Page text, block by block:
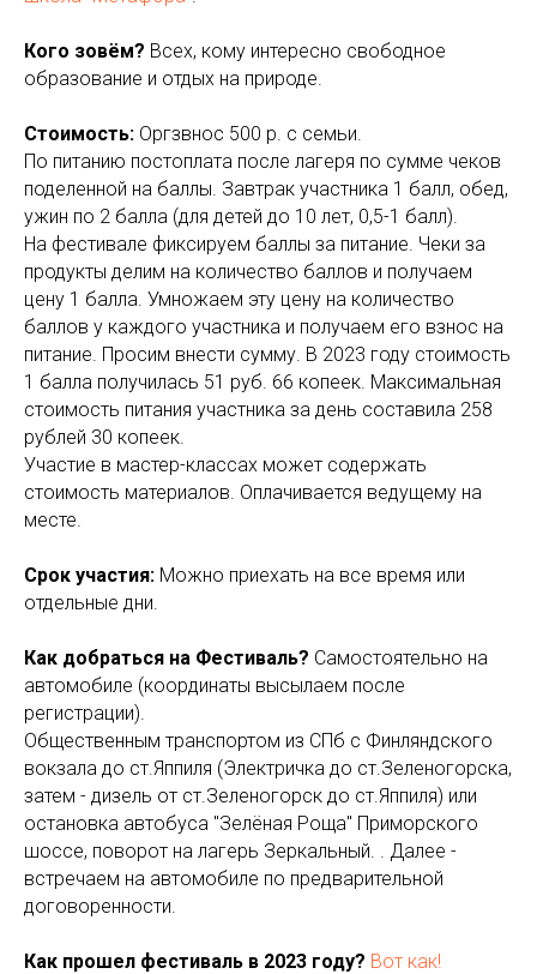
Кого зовём? Всех, кому интересно свободное
образование и отдых на природе.
Стоимость: Оргзвнос 500 р. с семьи.
По питанию постоплата после лагеря по сумме чеков
поделенной на баллы. Завтрак участника 1 балл, обед,
ужин по 2 балла (для детей до 10 лет, 0,5-1 балл).
На фестивале фиксируем баллы за питание. Чеки за
продукты делим на количество баллов и получаем
цену 1 балла. Умножаем эту цену на количество
баллов у каждого участника и получаем его взнос на
питание. Просим внести сумму. В 2023 году стоимость
1 балла получилась 51 руб. 66 копеек. Максимальная
стоимость питания участника за день составила 258
рублей 30 копеек.
Участие в мастер-классах может содержать
стоимость материалов. Оплачивается ведущему на
месте.
Срок участия: Можно приехать на все время или
отдельные дни.
Как добраться на Фестиваль? Самостоятельно на
автомобиле (координаты высылаем после
регистрации).
Общественным транспортом из СПб с Финляндского
вокзала до ст.Яппиля (Электричка до ст.Зеленогорска,
затем - дизель от ст.Зеленогорск до ст.Яппиля) или
остановка автобуса "Зелёная Роща" Приморского
шоссе, поворот на лагерь Зеркальный. . Далее -
встречаем на автомобиле по предварительной
договоренности.
Как прошел фестиваль в 2023 году? Вот как!